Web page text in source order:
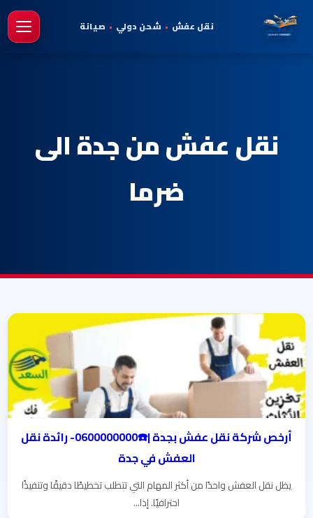
نقل عفش • شحن دولي • صيانة
نقل عفش من جدة الى
ضرما
أرخص شركة نقل عفش بجدة |☎️0600000000- رائدة نقل
العفش في جدة
يظل نقل العفش واحدًا من أكثر المهام التي تتطلب تخطيطًا دقيقًا وتنفيذًا
احترافيًا. إذا...